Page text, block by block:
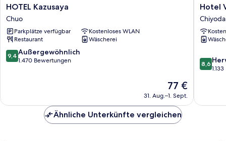
HOTEL
Kazusaya
Chuo
HOTEL Kazusaya
Chuo
Parkplätze verfügbar
Kostenloses WLAN
Restaurant
Wäscherei
9.4
von
9,4 Außergewöhnlich
1.470 Bewertungen
Der
Preis
beträgt
77 €
77 €
31. Aug.–1. Sept.
Hotel
Villa
Fontaine
Tokyo
-
Chiyoda
Hotel
Chiyoda
8.6
von
8,6
Ähnliche Unterkünfte vergleichen